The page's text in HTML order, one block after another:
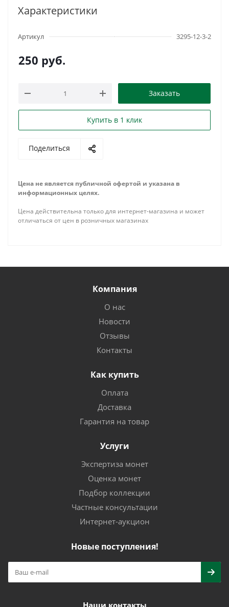
Характеристики
Артикул 3295-12-3-2
250 руб.
Заказать
Купить в 1 клик
Поделиться
Цена не является публичной офертой и указана в
информационных целях.
Цена действительна только для интернет-магазина и может
отличаться от цен в розничных магазинах
Компания
О нас
Новости
Отзывы
Контакты
Как купить
Оплата
Доставка
Гарантия на товар
Услуги
Экспертиза монет
Оценка монет
Подбор коллекции
Частные консультации
Интернет-аукцион
Новые поступления!
Наши контакты